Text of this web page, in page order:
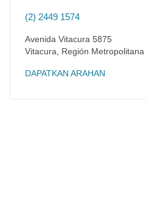
(2) 2449 1574
Avenida Vitacura 5875
Vitacura
Región
DAPATKAN ARAHAN